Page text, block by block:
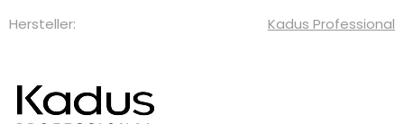
Hersteller: Kadus Professional